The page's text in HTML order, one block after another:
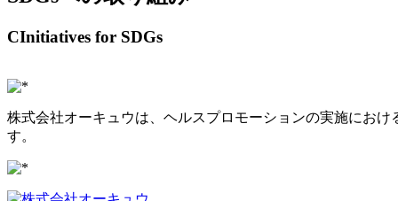
CInitiatives for SDGs
株式会社オーキュウは、ヘルスプロモーションの実施にお
す。